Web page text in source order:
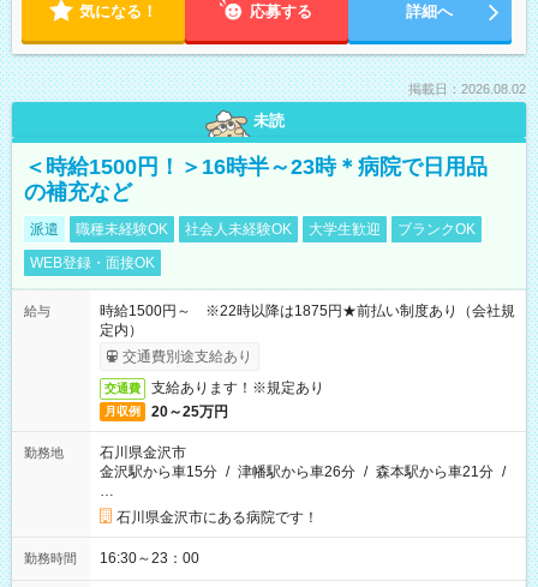
気になる！ 応募する 詳細へ
掲載日：2026.08.02
未読
＜時給1500円！＞16時半～23時＊病院で日用品
の補充など
派遣 職種未経験OK 社会人未経験OK 大学生歓迎
ブランクOK
WEB登録・面接OK
給与
時給1500円～ ※22時以降は1875円★前払い制度あり（会社規
定内）
交通費別途支給あり
交通費 支給あります！※規定あり
月収例 20～25万円
勤務地
石川県金沢市
金沢駅から車15分 / 津幡駅から車26分 / 森本駅から車21分 /
…
石川県金沢市にある病院です！
勤務時間 16:30～23：00